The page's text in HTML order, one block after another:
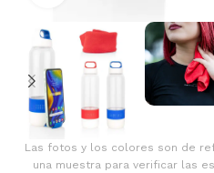
Las fotos y los colores son de
una muestra para verificar las